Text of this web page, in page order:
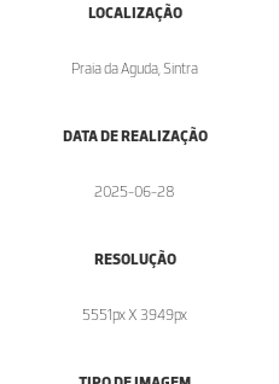
LOCALIZAÇÃO
Praia da Aguda, Sintra
DATA DE REALIZAÇÃO
2025-06-28
RESOLUÇÃO
5551px X 3949px